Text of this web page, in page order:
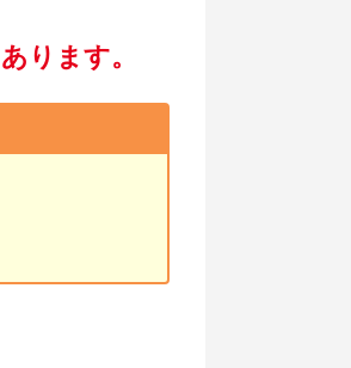
ります。